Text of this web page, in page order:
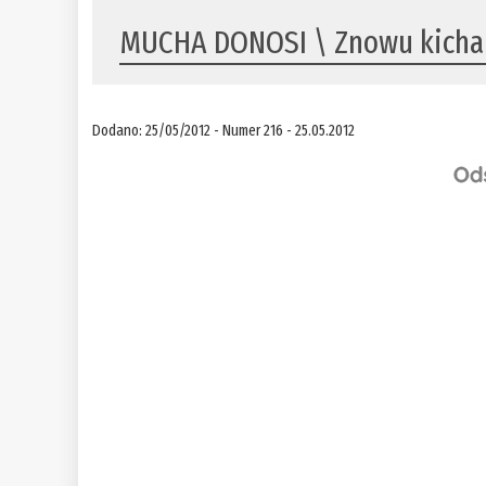
MUCHA DONOSI \ Znowu kicha
Dodano: 25/05/2012 - Numer 216 - 25.05.2012